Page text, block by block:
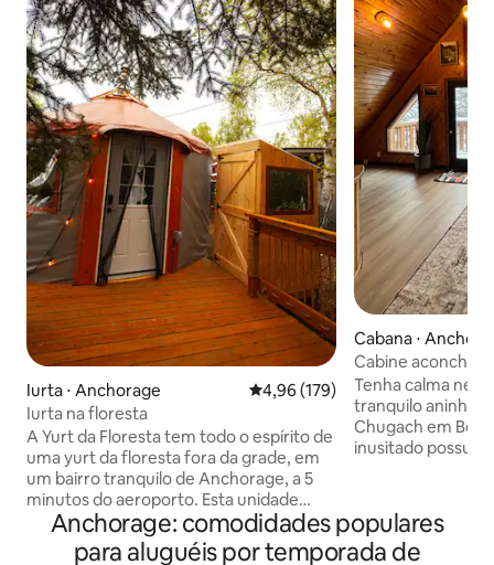
Iurta ⋅ Anchorage 4,96 de uma avaliação média de
4,96 (179)
Iurta na floresta
A Yurt da Floresta tem todo o espírito de
uma yurt da floresta fora da grade, em
um bairro tranquilo de Anchorage, a 5
minutos do aeroporto. Esta unidade
parcialmente fora da rede de 16' é
aquecida por fogão a lenha (madeira
Cabana ⋅
Cabine
hidromassagem
Tenha calma
tranquilo
Chugach em
inusitado possui
recentemente
minutos do
minutos do
Anchorage: comodidades populares
para aluguéis por temporada de